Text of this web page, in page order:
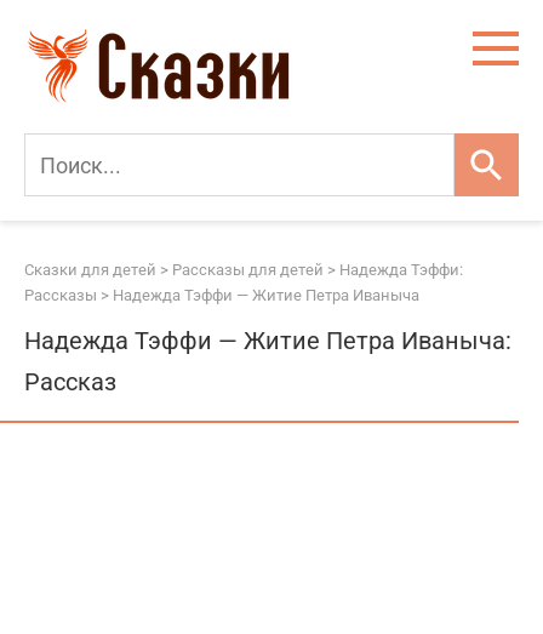
контенту
Сказки для детей > Рассказы для детей > Надежда Тэффи:
Рассказы > Надежда Тэффи — Житие Петра Иваныча
Надежда Тэффи — Житие Петра Иваныча:
Рассказ